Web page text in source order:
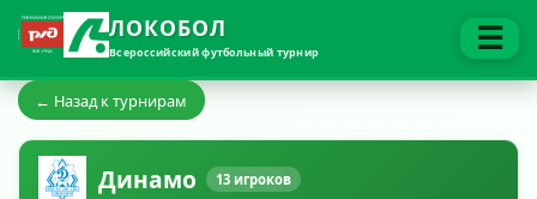
ЛОКОБОЛ
Всероссийский футбольный турнир ☰
← Назад к турнирам
Динамо 13 игроков